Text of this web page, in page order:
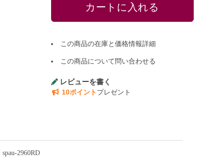
この商品の在庫と価格情報詳細
この商品について問い合わせる
レビューを書く
10ポイントプレゼント
2960RD